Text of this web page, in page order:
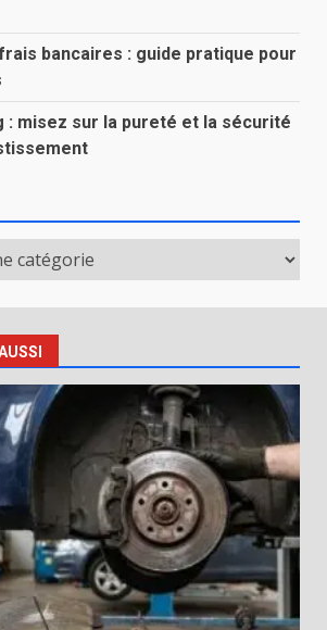
bancaires : guide pratique pour
: misez sur la pureté et la sécurité